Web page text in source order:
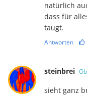
natürlich
dass für
taugt.
Antworten
steinbrei
sieht ganz